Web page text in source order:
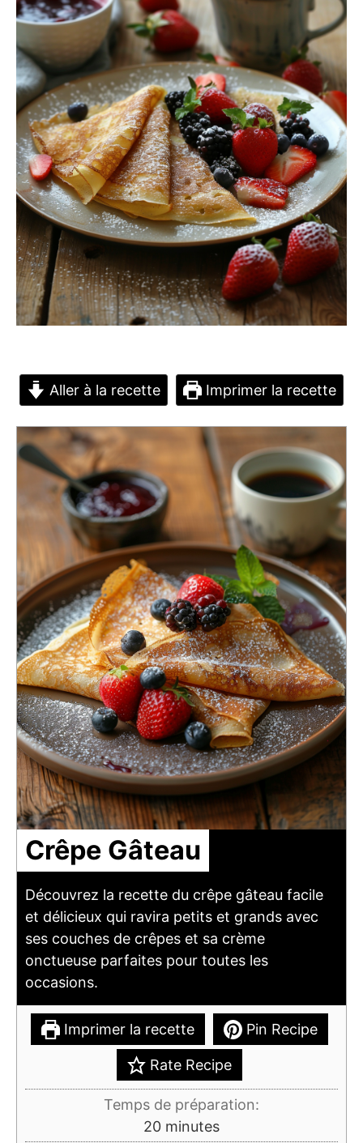
Aller à la recette Imprimer la recette
Crêpe Gâteau
Découvrez la recette du crêpe gâteau facile
et délicieux qui ravira petits et grands avec
ses couches de crêpes et sa crème
onctueuse parfaites pour toutes les
occasions.
Imprimer la recette Pin Recipe
Rate Recipe
Temps de préparation:
20minutes
minutes